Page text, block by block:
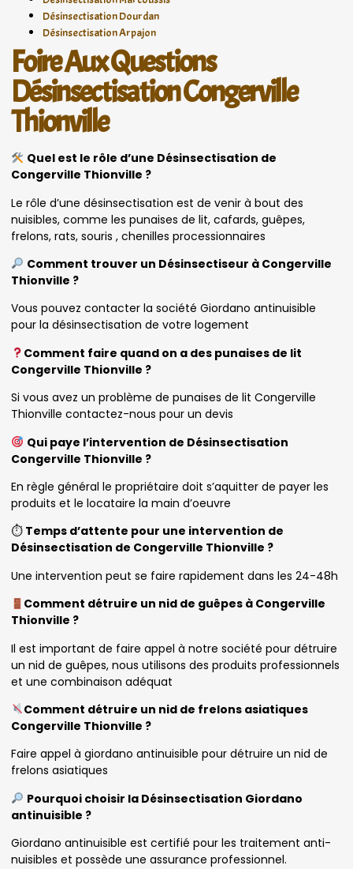
Désinsectisation Dourdan
Désinsectisation Arpajon
Foire Aux Questions
Désinsectisation Congerville
Thionville
Quel est le rôle d’une Désinsectisation de
Congerville Thionville ?
Le rôle d’une désinsectisation est de venir à bout des
nuisibles, comme les punaises de lit, cafards, guêpes,
frelons, rats, souris , chenilles processionnaires
Comment trouver un Désinsectiseur à Congerville
Thionville ?
Vous pouvez contacter la société Giordano antinuisible
pour la désinsectisation de votre logement
Comment faire quand on a des punaises de lit
Congerville Thionville ?
Si vous avez un problème de punaises de lit Congerville
Thionville contactez-nous pour un devis
Qui paye l’intervention de Désinsectisation
Congerville Thionville ?
En règle général le propriétaire doit s’aquitter de payer les
produits et le locataire la main d’oeuvre
⏱ Temps d’attente pour une intervention de
Désinsectisation de Congerville Thionville ?
Une intervention peut se faire rapidement dans les 24-48h
Comment détruire un nid de guêpes à Congerville
Thionville ?
Il est important de faire appel à notre société pour détruire
un nid de guêpes, nous utilisons des produits professionnels
et une combinaison adéquat
Comment détruire un nid de frelons asiatiques
Congerville Thionville ?
Faire appel à giordano antinuisible pour détruire un nid de
frelons asiatiques
Pourquoi choisir la Désinsectisation Giordano
antinuisible ?
Giordano antinuisible est certifié pour les traitement anti-
nuisibles et possède une assurance professionnel.